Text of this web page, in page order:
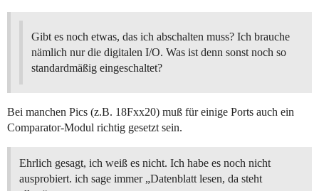
Gibt es noch etwas, das ich abschalten muss? Ich brauche
nämlich nur die digitalen I/O. Was ist denn sonst noch so
standardmäßig eingeschaltet?
Bei manchen Pics (z.B. 18Fxx20) muß für einige Ports auch ein
Comparator-Modul richtig gesetzt sein.
Ehrlich gesagt, ich weiß es nicht. Ich habe es noch nicht
ausprobiert. ich sage immer „Datenblatt lesen, da steht